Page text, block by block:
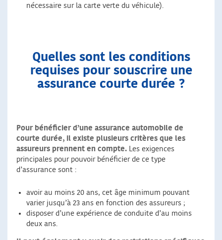
nécessaire sur la carte verte du véhicule).
Quelles sont les conditions
requises pour souscrire une
assurance courte durée ?
Pour bénéficier d’une assurance automobile de
courte durée, il existe plusieurs critères que les
assureurs prennent en compte. Les exigences
principales pour pouvoir bénéficier de ce type
d’assurance sont :
avoir au moins 20 ans, cet âge minimum pouvant
varier jusqu’à 23 ans en fonction des assureurs ;
disposer d’une expérience de conduite d’au moins
deux ans.